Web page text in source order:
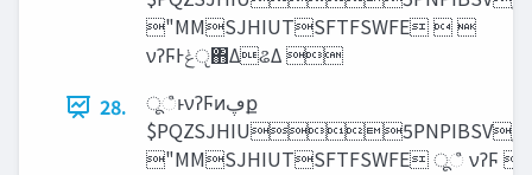
"MMSJHIUTSFTFSWFE  
νʔϜͰ‫ੵݟ‬΋ΔଌΔ 
28.
ूஂͱνʔϜͷ‫ڥ‬ք
$PQZSJHIU5PNPIBSV/
"MMSJHIUTSFTFSWFE ूஂ νʔϜ